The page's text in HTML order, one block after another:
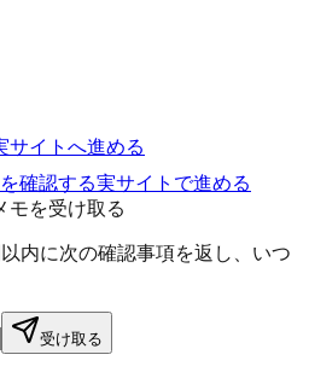
サイトへ進める
確認する実サイトで進める
モを受け取る
内に次の確認事項を返し、いつ
受け取る